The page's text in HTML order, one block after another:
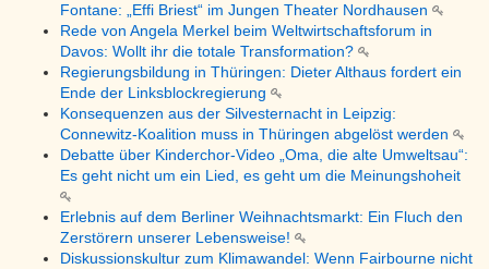
Fontane: „Effi Briest“ im Jungen Theater Nordhausen
Rede von Angela Merkel beim Weltwirtschaftsforum in
Davos: Wollt ihr die totale Transformation?
Regierungsbildung in Thüringen: Dieter Althaus fordert ein
Ende der Linksblockregierung
Konsequenzen aus der Silvesternacht in Leipzig:
Connewitz-Koalition muss in Thüringen abgelöst werden
Debatte über Kinderchor-Video „Oma, die alte Umweltsau“:
Es geht nicht um ein Lied, es geht um die Meinungshoheit
Erlebnis auf dem Berliner Weihnachtsmarkt: Ein Fluch den
Zerstörern unserer Lebensweise!
Diskussionskultur zum Klimawandel: Wenn Fairbourne nicht